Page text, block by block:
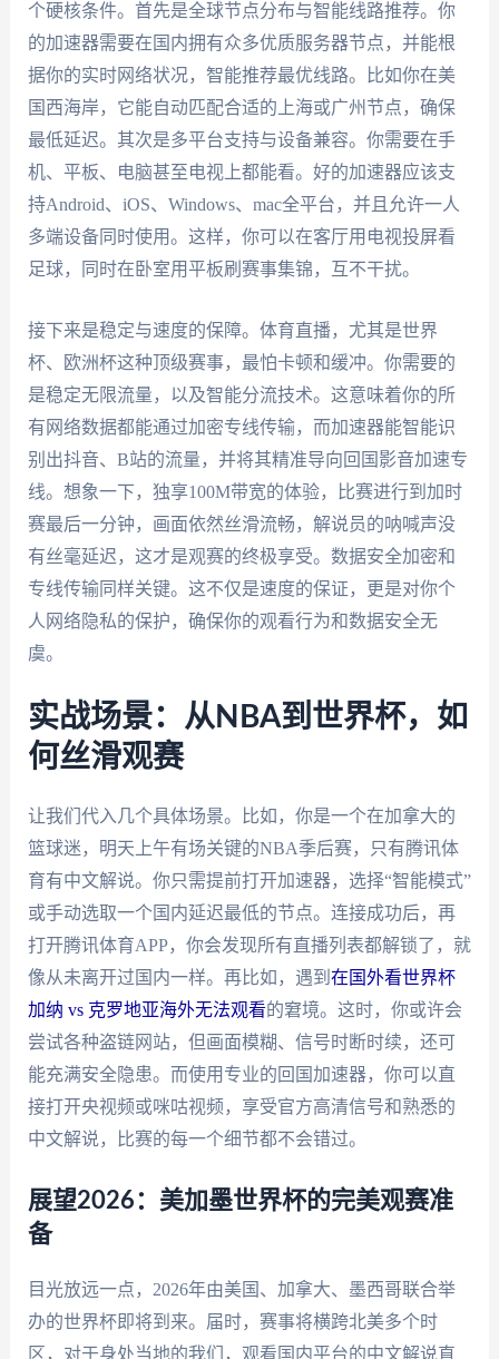
个硬核条件。首先是全球节点分布与智能线路推荐。你
的加速器需要在国内拥有众多优质服务器节点，并能根
据你的实时网络状况，智能推荐最优线路。比如你在美
国西海岸，它能自动匹配合适的上海或广州节点，确保
最低延迟。其次是多平台支持与设备兼容。你需要在手
机、平板、电脑甚至电视上都能看。好的加速器应该支
持Android、iOS、Windows、mac全平台，并且允许一人
多端设备同时使用。这样，你可以在客厅用电视投屏看
足球，同时在卧室用平板刷赛事集锦，互不干扰。
接下来是稳定与速度的保障。体育直播，尤其是世界
杯、欧洲杯这种顶级赛事，最怕卡顿和缓冲。你需要的
是稳定无限流量，以及智能分流技术。这意味着你的所
有网络数据都能通过加密专线传输，而加速器能智能识
别出抖音、B站的流量，并将其精准导向回国影音加速专
线。想象一下，独享100M带宽的体验，比赛进行到加时
赛最后一分钟，画面依然丝滑流畅，解说员的呐喊声没
有丝毫延迟，这才是观赛的终极享受。数据安全加密和
专线传输同样关键。这不仅是速度的保证，更是对你个
人网络隐私的保护，确保你的观看行为和数据安全无
虞。
实战场景：从NBA到世界杯，如
何丝滑观赛
让我们代入几个具体场景。比如，你是一个在加拿大的
篮球迷，明天上午有场关键的NBA季后赛，只有腾讯体
育有中文解说。你只需提前打开加速器，选择“智能模式”
或手动选取一个国内延迟最低的节点。连接成功后，再
打开腾讯体育APP，你会发现所有直播列表都解锁了，就
像从未离开过国内一样。再比如，遇到 在国外看世界杯
加纳 vs 克罗地亚海外无法观看的窘境。这时，你或许会
尝试各种盗链网站，但画面模糊、信号时断时续，还可
能充满安全隐患。而使用专业的回国加速器，你可以直
接打开央视频或咪咕视频，享受官方高清信号和熟悉的
中文解说，比赛的每一个细节都不会错过。
展望2026：美加墨世界杯的完美观赛准
备
目光放远一点，2026年由美国、加拿大、墨西哥联合举
办的世界杯即将到来。届时，赛事将横跨北美多个时
区，对于身处当地的我们，观看国内平台的中文解说直